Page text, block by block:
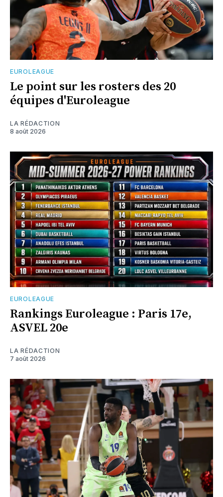
EUROLEAGUE
Le point sur les rosters des 20
équipes d'Euroleague
LA RÉDACTION
8 août 2026
EUROLEAGUE
Rankings Euroleague : Paris 17e,
ASVEL 20e
LA RÉDACTION
7 août 2026